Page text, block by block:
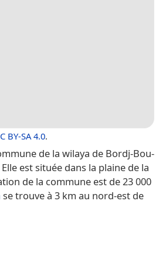
BY-SA 4.0.
de la wilaya de Bordj-Bou-
Elle est située dans la plaine de la
de la commune est de 23 000
se trouve à 3 km au nord-est de